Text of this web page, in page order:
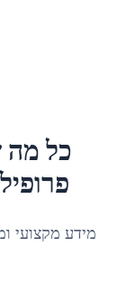
כל מה
מידע מקצועי